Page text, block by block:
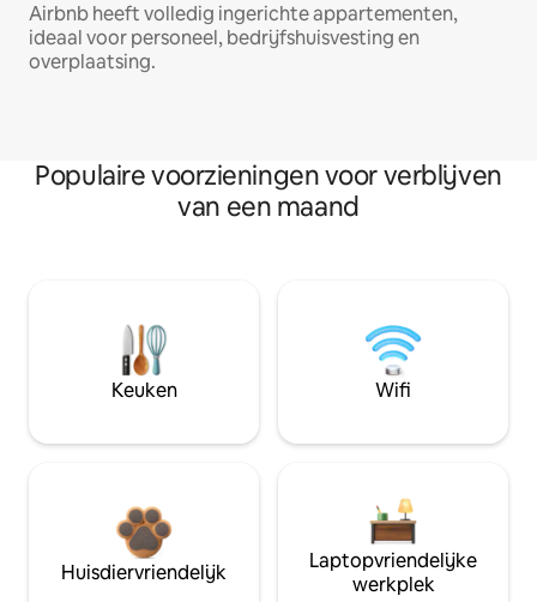
Airbnb heeft volledig ingerichte appartementen,
ideaal voor personeel, bedrijfshuisvesting en
overplaatsing.
Populaire voorzieningen voor verblijven
van een maand
Keuken Wifi
Huisdiervriendelijk
Laptopvriendelijke
werkplek